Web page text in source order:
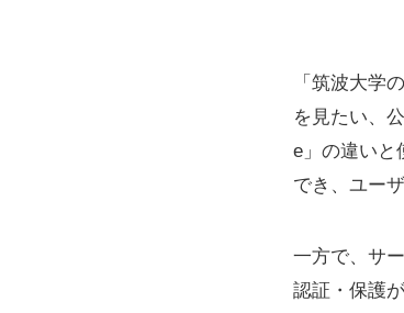
「筑波大学
を見たい、
e」の違いと
でき、ユー
一方で、サ
認証・保護